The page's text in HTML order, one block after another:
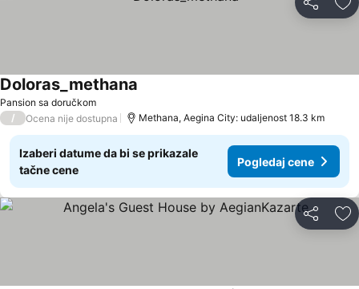
Deli
Pansion sa doručkom
Doloras_methana
/ Ocena nije dostupna Methana, Aegina City: udaljenost 18.3 km
Izaberi datume da bi se prikazale
tačne cene
Pogledaj cene
Deli